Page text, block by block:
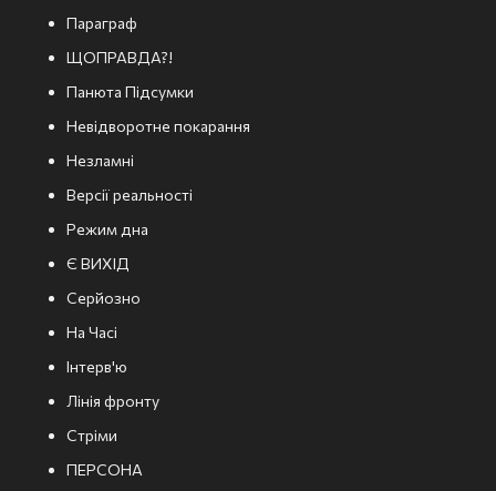
Параграф
ЩОПРАВДА?!
Панюта Підсумки
Невідворотне покарання
Незламні
Версії реальності
Режим дна
Є ВИХІД
Серйозно
На Часі
Інтерв'ю
Лінія фронту
Стріми
ПЕРСОНА